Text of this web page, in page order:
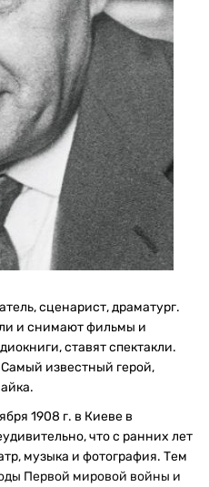
сценарист, драматург.
и снимают фильмы и
ставят спектакли.
известный герой,
1908 г. в Киеве в
что с ранних лет
музыка и фотография. Тем
Первой мировой войны и